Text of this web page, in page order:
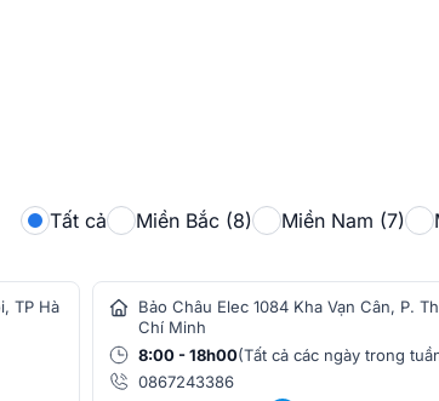
Tất cả Miền Bắc (8) Miền Nam (7)
TP Hà
Bảo Châu Elec 1084 Kha Vạn Cân, P.
Chí Minh
8:00 - 18h00(Tất cả các ngày trong
0867243386